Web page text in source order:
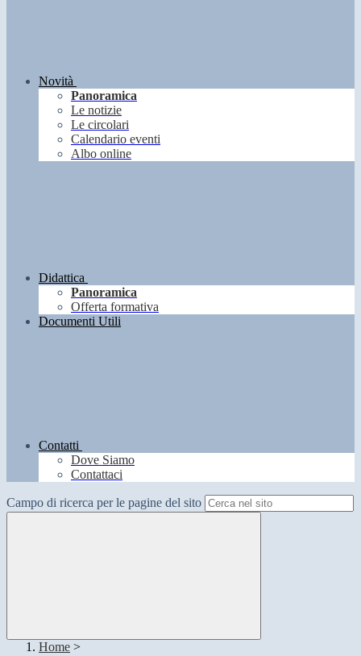
Novità
Panoramica
Le notizie
Le circolari
Calendario eventi
Albo online
Didattica
Panoramica
Offerta formativa
Documenti Utili
Contatti
Dove Siamo
Contattaci
Campo di ricerca per le pagine del sito
Home >